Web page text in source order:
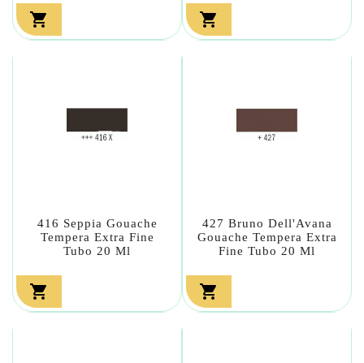
 
416 Seppia Gouache
Tempera Extra Fine
Tubo 20 Ml

427 Bruno Dell'Avana
Gouache Tempera Extra
Fine Tubo 20 Ml
